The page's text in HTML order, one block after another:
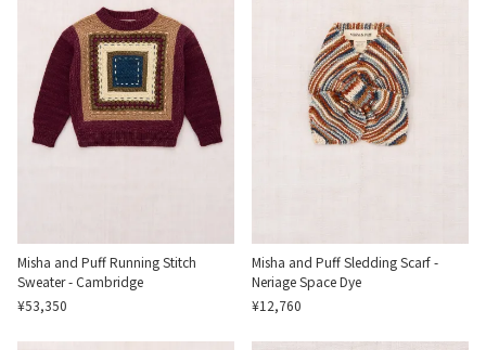
Misha and Puff Running Stitch
Sweater - Cambridge
¥53,350
Misha and Puff Sledding Scarf -
Neriage Space Dye
¥12,760